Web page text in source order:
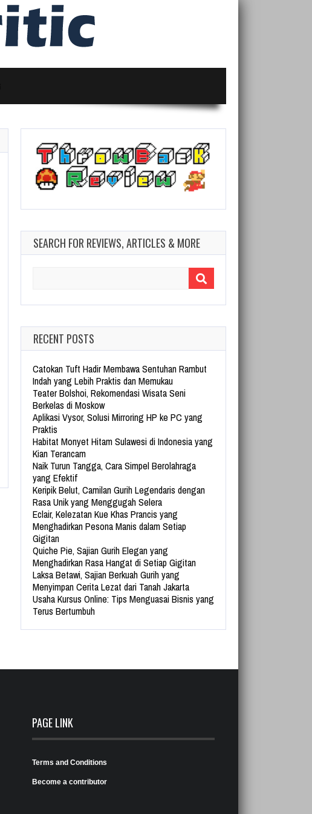
SEARCH FOR REVIEWS, ARTICLES & MORE
RECENT POSTS
Catokan Tuft Hadir Membawa Sentuhan Rambut
Indah yang Lebih Praktis dan Memukau
Teater Bolshoi, Rekomendasi Wisata Seni
Berkelas di Moskow
Aplikasi Vysor, Solusi Mirroring HP ke PC yang
Praktis
Habitat Monyet Hitam Sulawesi di Indonesia yang
Kian Terancam
Naik Turun Tangga, Cara Simpel Berolahraga
yang Efektif
Keripik Belut, Camilan Gurih Legendaris dengan
Rasa Unik yang Menggugah Selera
Eclair, Kelezatan Kue Khas Prancis yang
Menghadirkan Pesona Manis dalam Setiap
Gigitan
Quiche Pie, Sajian Gurih Elegan yang
Menghadirkan Rasa Hangat di Setiap Gigitan
Laksa Betawi, Sajian Berkuah Gurih yang
Menyimpan Cerita Lezat dari Tanah Jakarta
Usaha Kursus Online: Tips Menguasai Bisnis yang
Terus Bertumbuh
PAGE LINK
Terms and Conditions
Become a contributor